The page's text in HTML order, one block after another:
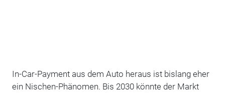
In-Car-Payment aus dem Auto heraus ist bislang eher
ein Nischen-Phänomen. Bis 2030 könnte der Markt